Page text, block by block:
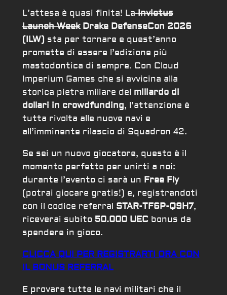
L’attesa è quasi finita! La Invictus
Launch WeekDrake DefenseCon 2026
(ILW) sta per tornare e quest’anno
promette di essere l’edizione più
mastodontica di sempre. Con Cloud
Imperium Games che si avvicina alla
storica pietra miliare del miliardo di
dollari in crowdfunding, l’attenzione è
tutta rivolta alle nuove navi e
all’imminente rilascio di Squadron 42.
Se sei un nuovo giocatore, questo è il
momento perfetto per unirti a noi:
durante l’evento ci sarà un Free Fly
(potrai giocare gratis!) e, registrandoti
con il codice referral STAR-TF6P-Q9H7,
riceverai subito 50.000 UEC bonus da
spendere in gioco.
CLICCA QUI PER REGISTRARTI ORA CON
IL BONUS REFERRAL
E provare tutte le navi militari che il